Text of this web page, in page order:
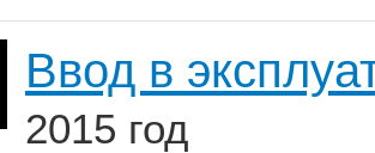
Ввод в
2015 год